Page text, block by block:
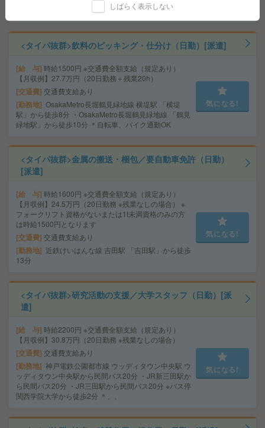
滋賀県栗東市 ※車通勤・バイク通勤OK
<タイパ抜群>飲料のピッキング・仕分け（日勤）[派遣]
給 与 時給1500円 ※交通費全額支給（規定あり）
【月収例】27.7万円（20日勤務＋残業20h）
交通費 交通費支給あり
勤務地 OsakaMetro長堀鶴見緑地線 横堤駅 「横堤
駅」から徒歩8分 ・OsakaMetro長堀鶴見緑地線 「鶴見
緑地駅」から徒歩10分 ＊自転車、バイク通勤OK
気になる!
<タイパ抜群>金属の搬送・梱包／要自動車免許（日勤）
[派遣]
給 与 時給1600円 ※交通費全額支給（規定あり）
【月収例】24.5万円（20日勤務 ※残業なしの場合） ※
フォークリフト資格がないまたは1t未満資格のみの方
は時給1500円となります
交通費 交通費支給あり
勤務地
近鉄けいはんな線 吉田駅 「吉田駅」から徒歩
13分
気になる!
<タイパ抜群>研究活動の支援／大学スタッフ（日勤）[派
遣]
給 与 時給2200円 ※交通費全額支給（規定あり）
【月収例】30.8万円（20日勤務 ※残業なしの場合）
交通費 交通費支給あり
勤務地 神戸電鉄公園都市線 ウッディタウン中央駅 ウ
ッディタウン中央駅から民間バス20分 ・JR新三田駅か
ら民間バス20分 ・JR三田駅から民間バス20分 ※バス停
関西学院大学から徒歩2分 ＊、、
気になる!
しばらく表示しない